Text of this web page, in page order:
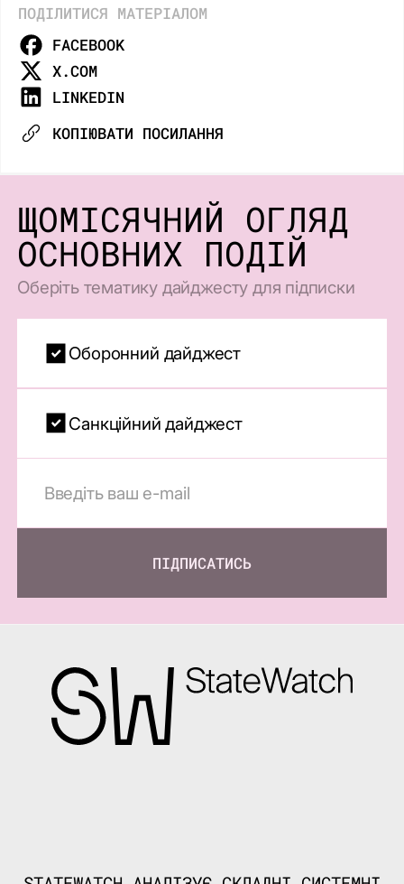
ПОДІЛИТИСЯ МАТЕРІАЛОМ
FACEBOOK
X.COM
LINKEDIN
КОПІЮВАТИ ПОСИЛАННЯ
ЩОМІСЯЧНИЙ ОГЛЯД
ОСНОВНИХ ПОДІЙ
Оберіть тематику дайджесту для підписки
Оборонний дайджест
Санкційний дайджест
ПІДПИСАТИСЬ